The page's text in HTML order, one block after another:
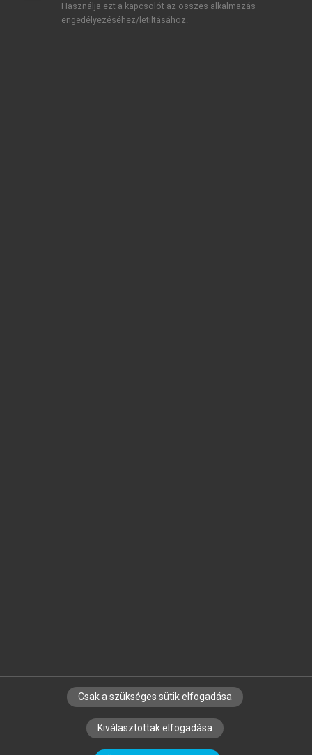
SZERZŐKNEK CÉGEKNEK KÖNYVTÁROSOKNAK
SZERKESZTÉSI ÉS LEKTORÁLÁSI ALAPELVEK
Használja ezt a kapcsolót az összes alkalmazás
engedélyezéséhez/letiltásához.
Csak a szükséges sütik elfogadása
Kiválasztottak elfogadása